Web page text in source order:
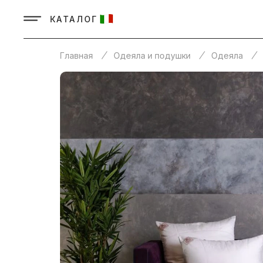
КАТАЛОГ
Главная Одеяла и подушки Одеяла